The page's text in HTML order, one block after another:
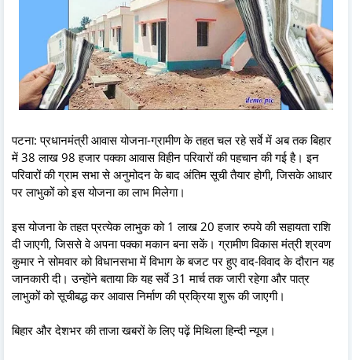
पटना: प्रधानमंत्री आवास योजना-ग्रामीण के तहत चल रहे सर्वे में अब तक बिहार
में 38 लाख 98 हजार पक्का आवास विहीन परिवारों की पहचान की गई है। इन
परिवारों की ग्राम सभा से अनुमोदन के बाद अंतिम सूची तैयार होगी, जिसके आधार
पर लाभुकों को इस योजना का लाभ मिलेगा।
इस योजना के तहत प्रत्येक लाभुक को 1 लाख 20 हजार रुपये की सहायता राशि
दी जाएगी, जिससे वे अपना पक्का मकान बना सकें। ग्रामीण विकास मंत्री श्रवण
कुमार ने सोमवार को विधानसभा में विभाग के बजट पर हुए वाद-विवाद के दौरान यह
जानकारी दी। उन्होंने बताया कि यह सर्वे 31 मार्च तक जारी रहेगा और पात्र
लाभुकों को सूचीबद्ध कर आवास निर्माण की प्रक्रिया शुरू की जाएगी।
बिहार और देशभर की ताजा खबरों के लिए पढ़ें मिथिला हिन्दी न्यूज।